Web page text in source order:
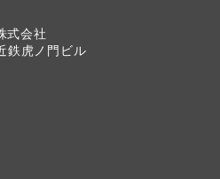
式会社
虎ノ門ビル